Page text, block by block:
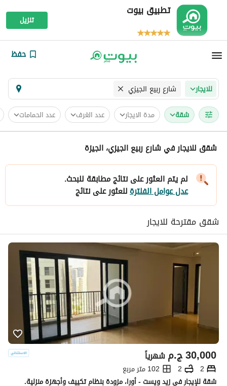
تطبيق بيوت
تنزيل
حفظ
للايجار شارع ربيع الجيزي
شقة مدة الايجار عدد الغرف عدد الحمامات
شقق للايجار في شارع ربيع الجيزي، الجيزة
لم يتم العثور على نتائج مطابقة للبحث.
عدل عوامل الفلترةللعثور على نتائج
شقق مقترحة للايجار
ج.م30,000 شهرياً
2
2
102 متر مربع
شقة للإيجار في زيد ويست - أورا، مزودة بنظام تكييف وأجهزة منزلية.